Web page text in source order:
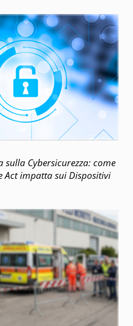
Cybersicurezza: come
Act impatta sui Dispositivi